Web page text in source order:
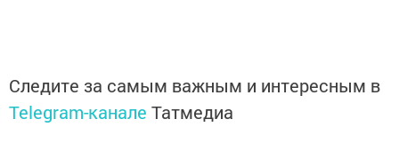
Следите за самым важным и интересным в
Telegram-канале Татмедиа